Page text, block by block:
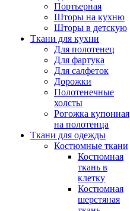
Портьерная
Шторы на кухню
Шторы в детскую
Ткани для кухни
Для полотенец
Для фартука
Для салфеток
Дорожки
Полотенечные
холсты
Рогожка купонная
на полотенца
Ткани для одежды
Костюмные ткани
Костюмная
ткань в
клетку
Костюмная
шерстяная